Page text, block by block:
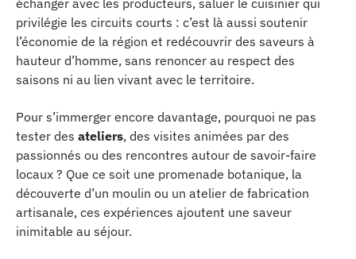
échanger avec les producteurs, saluer le cuisinier qui
privilégie les circuits courts : c’est là aussi soutenir
l’économie de la région et redécouvrir des saveurs à
hauteur d’homme, sans renoncer au respect des
saisons ni au lien vivant avec le territoire.
Pour s’immerger encore davantage, pourquoi ne pas
tester des ateliers, des visites animées par des
passionnés ou des rencontres autour de savoir-faire
locaux ? Que ce soit une promenade botanique, la
découverte d’un moulin ou un atelier de fabrication
artisanale, ces expériences ajoutent une saveur
inimitable au séjour.